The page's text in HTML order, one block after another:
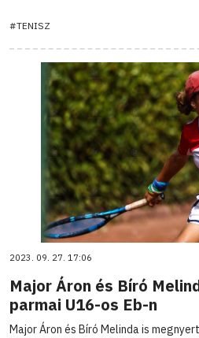
#TENISZ
2023. 09. 27. 17:06
Major Áron és Bíró
parmai U16-os Eb-n
Major Áron és Bíró Melinda is